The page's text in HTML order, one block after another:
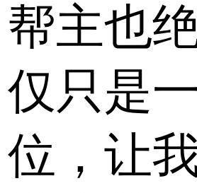
帮主也
仅只是
位，让